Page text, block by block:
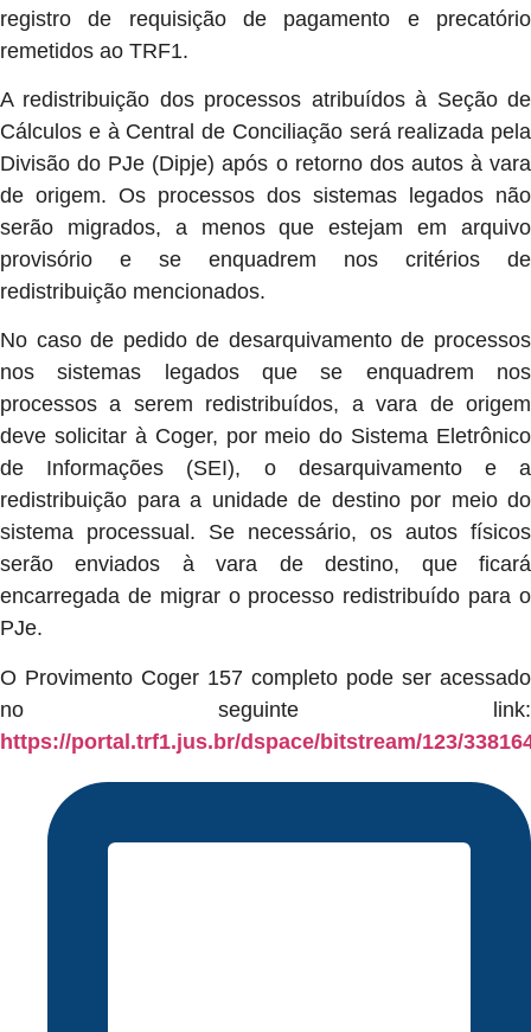
registro de requisição de pagamento e precatório
remetidos ao TRF1.
A redistribuição dos processos atribuídos à Seção de
Cálculos e à Central de Conciliação será realizada pela
Divisão do PJe (Dipje) após o retorno dos autos à vara
de origem. Os processos dos sistemas legados não
serão migrados, a menos que estejam em arquivo
provisório e se enquadrem nos critérios de
redistribuição mencionados.
No caso de pedido de desarquivamento de processos
nos sistemas legados que se enquadrem nos
processos a serem redistribuídos, a vara de origem
deve solicitar à Coger, por meio do Sistema Eletrônico
de Informações (SEI), o desarquivamento e a
redistribuição para a unidade de destino por meio do
sistema processual. Se necessário, os autos físicos
serão enviados à vara de destino, que ficará
encarregada de migrar o processo redistribuído para o
PJe.
O Provimento Coger 157 completo pode ser acessado
no seguinte link:
https://portal.trf1.jus.br/dspace/bitstream/123/